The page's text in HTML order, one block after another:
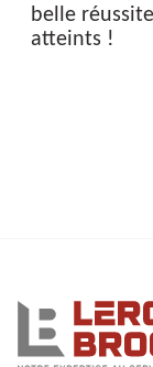
belle
atteints !